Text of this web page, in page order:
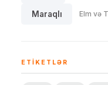
Maraqlı Elm və
ETIKETLƏR